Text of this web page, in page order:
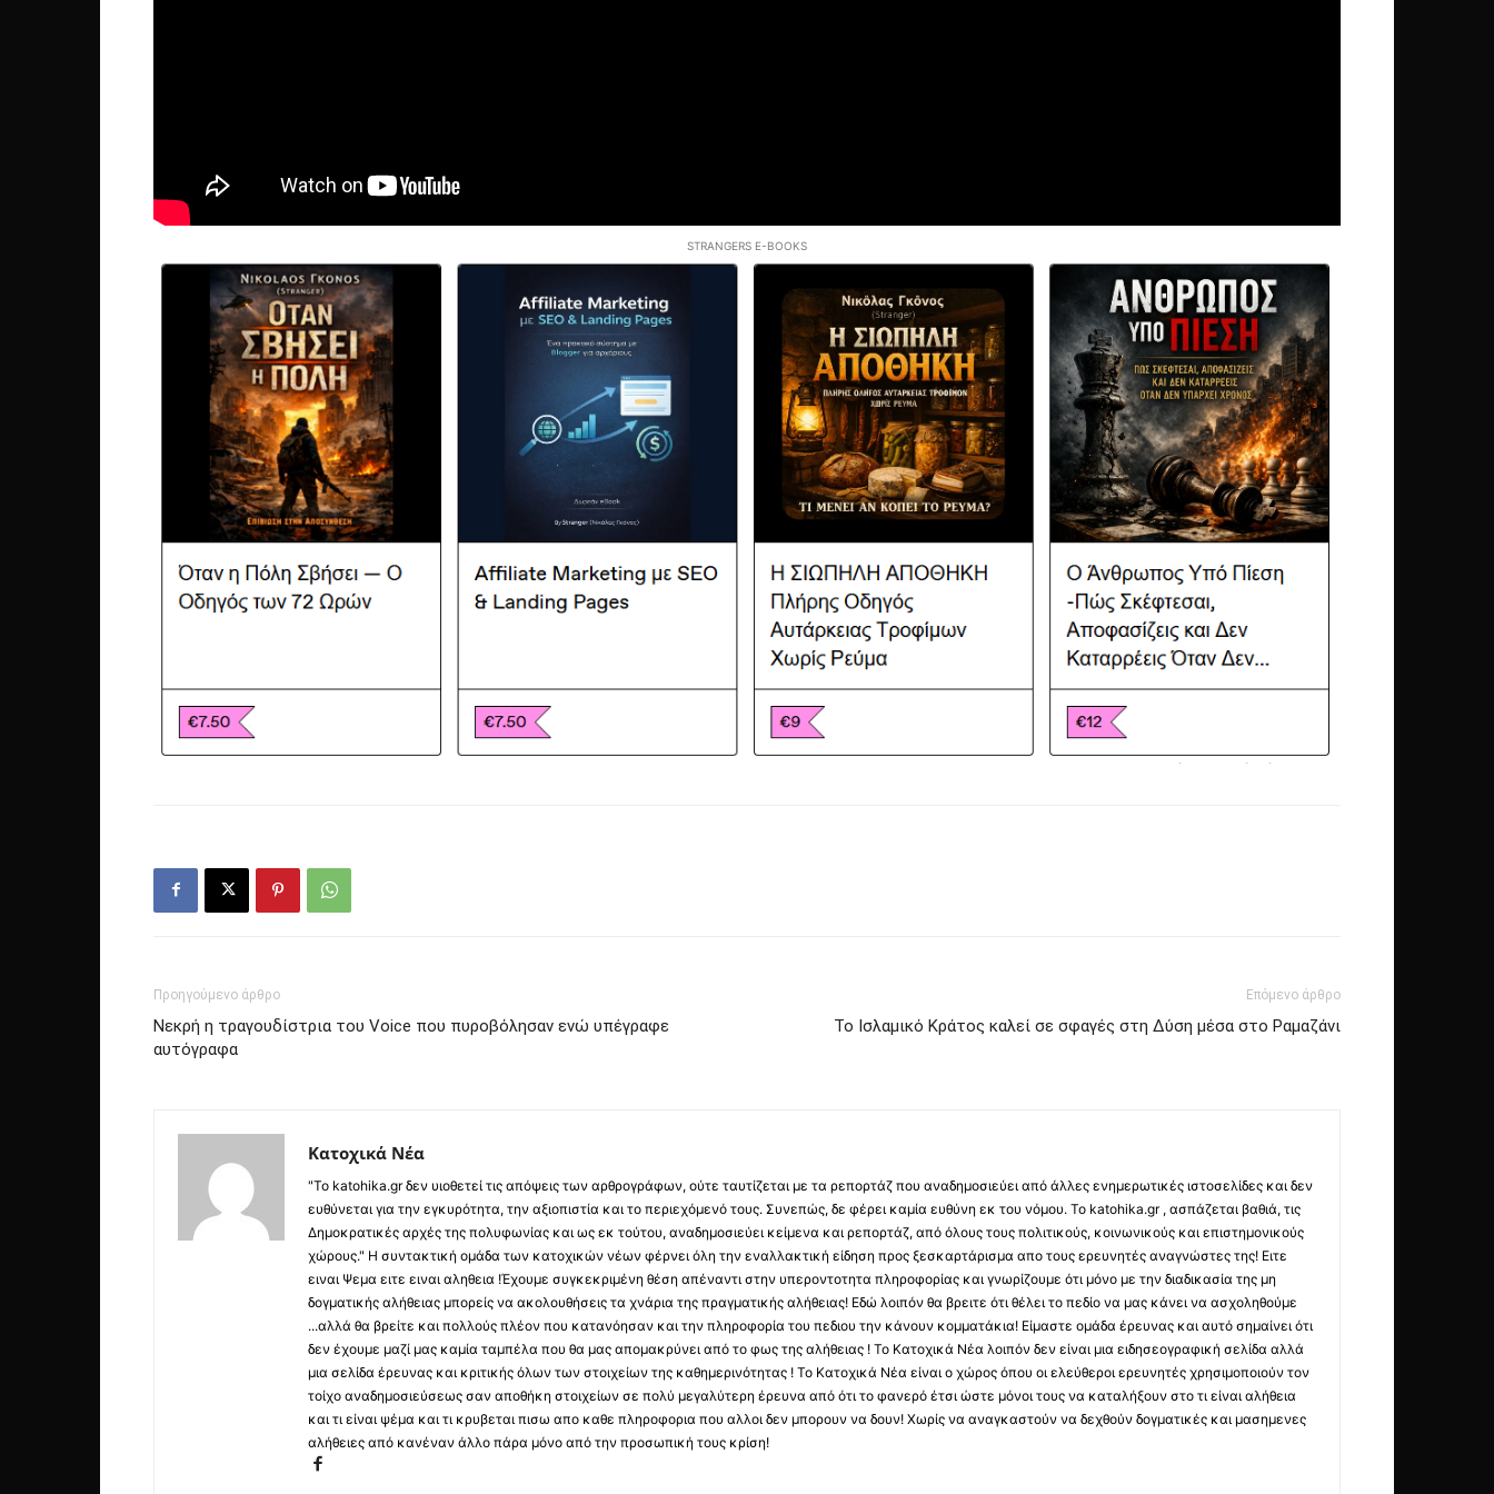
STRANGERS E-BOOKS
Προηγούμενο άρθρο
Νεκρή η τραγουδίστρια του Voice που πυροβόλησαν ενώ υπέγραφε
αυτόγραφα
Επόμενο άρθρο
Το Ισλαμικό Κράτος καλεί σε σφαγές στη Δύση μέσα στο Ραμαζάνι
Κατοχικά Νέα
"Το katohika.gr δεν υιοθετεί τις απόψεις των αρθρογράφων, ούτε ταυτίζεται με τα ρεπορτάζ που αναδημοσιεύει από άλλες ενημερωτικές ιστοσελίδες και δεν
ευθύνεται για την εγκυρότητα, την αξιοπιστία και το περιεχόμενό τους. Συνεπώς, δε φέρει καμία ευθύνη εκ του νόμου. Το katohika.gr , ασπάζεται βαθιά, τις
Δημοκρατικές αρχές της πολυφωνίας και ως εκ τούτου, αναδημοσιεύει κείμενα και ρεπορτάζ, από όλους τους πολιτικούς, κοινωνικούς και επιστημονικούς
χώρους." Η συντακτική ομάδα των κατοχικών νέων φέρνει όλη την εναλλακτική είδηση προς ξεσκαρτάρισμα απο τους ερευνητές αναγνώστες της! Ειτε
ειναι Ψεμα ειτε ειναι αληθεια !Έχουμε συγκεκριμένη θέση απέναντι στην υπεροντοτητα πληροφορίας και γνωρίζουμε ότι μόνο με την διαδικασία της μη
δογματικής αλήθειας μπορείς να ακολουθήσεις τα χνάρια της πραγματικής αλήθειας! Εδώ λοιπόν θα βρειτε ότι θέλει το πεδίο να μας κάνει να ασχοληθούμε
...αλλά θα βρείτε και πολλούς πλέον που κατανόησαν και την πληροφορία του πεδιου την κάνουν κομματάκια! Είμαστε ομάδα έρευνας και αυτό σημαίνει ότι
δεν έχουμε μαζί μας καμία ταμπέλα που θα μας απομακρύνει από το φως της αλήθειας ! Το Κατοχικά Νέα λοιπόν δεν είναι μια ειδησεογραφική σελίδα αλλά
μια σελίδα έρευνας και κριτικής όλων των στοιχείων της καθημερινότητας ! Το Κατοχικά Νέα είναι ο χώρος όπου οι ελεύθεροι ερευνητές χρησιμοποιούν τον
τοίχο αναδημοσιεύσεως σαν αποθήκη στοιχείων σε πολύ μεγαλύτερη έρευνα από ότι το φανερό έτσι ώστε μόνοι τους να καταλήξουν στο τι είναι αλήθεια
και τι είναι ψέμα και τι κρυβεται πισω απο καθε πληροφορια που αλλοι δεν μπορουν να δουν! Χωρίς να αναγκαστούν να δεχθούν δογματικές και μασημενες
αλήθειες από κανέναν άλλο πάρα μόνο από την προσωπική τους κρίση!